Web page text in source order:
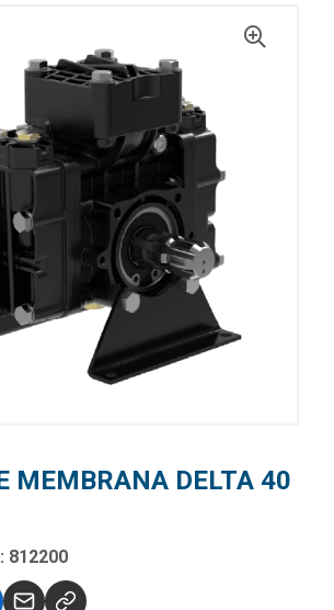
MEMBRANA DELTA 40
812200